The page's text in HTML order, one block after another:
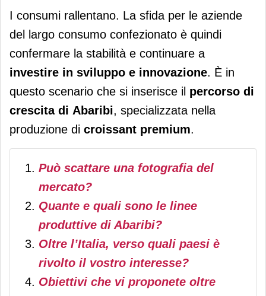
Abaribi: qualità premium ed estero
per proseguire la crescita
I consumi rallentano. La sfida per le aziende
del largo consumo confezionato è quindi
confermare la stabilità e continuare a
investire in sviluppo e innovazione. È in
questo scenario che si inserisce il percorso di
crescita di Abaribi, specializzata nella
produzione di croissant premium.
Può scattare una fotografia del
mercato?
Quante e quali sono le linee
produttive di Abaribi?
Oltre l’Italia, verso quali paesi è
rivolto il vostro interesse?
Obiettivi che vi proponete oltre